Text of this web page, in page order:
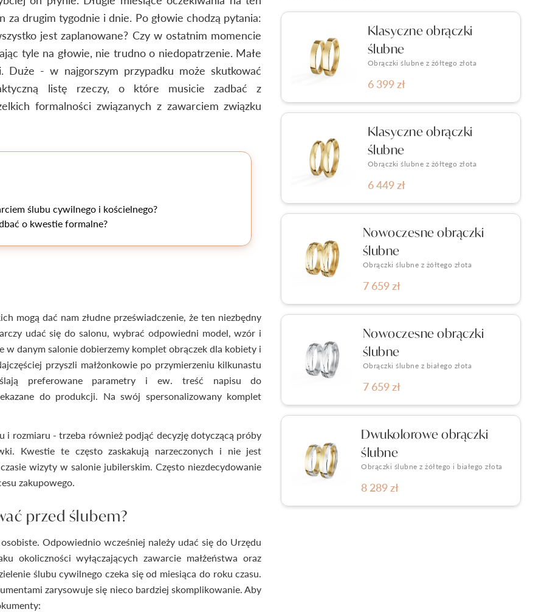
drugim tygodnie i dnie. Po głowie chodzą pytania:
jest zaplanowane? Czy w ostatnim momencie
tyle na głowie, nie trudno o niedopatrzenie. Małe
Duże - w najgorszym przypadku może skutkować
listę rzeczy, o które musicie zadbać z
formalności związanych z zawarciem związku
ślubu cywilnego i kościelnego?
o kwestie formalne?
mogą dać nam złudne przeświadczenie, że ten niezbędny
udać się do salonu, wybrać odpowiedni model, wzór i
w danym salonie dobierzemy komplet obrączek dla kobiety i
przyszli małżonkowie po przymierzeniu kilkunastu
preferowane parametry i ew. treść napisu do
do produkcji. Na swój spersonalizowany komplet
i rozmiaru - trzeba również podjąć decyzję dotyczącą próby
Kwestie te często zaskakują narzeczonych i nie jest
wizyty w salonie jubilerskim. Często niezdecydowanie
zakupowego.
przed ślubem?
Odpowiednio wcześniej należy udać się do Urzędu
okoliczności wyłączających zawarcie małżeństwa oraz
ślubu cywilnego czeka się od miesiąca do roku czasu.
zarysowuje się nieco bardziej skomplikowanie. Aby
Klasyczne obrączki
ślubne
Obrączki ślubne z żółtego złota
6 399 zł
Klasyczne obrączki
ślubne
Obrączki ślubne z żółtego złota
6 449 zł
Nowoczesne obrączki
ślubne
Obrączki ślubne z żółtego złota
7 659 zł
Nowoczesne obrączki
ślubne
Obrączki ślubne z białego złota
7 659 zł
Dwukolorowe obrączki
ślubne
Obrączki ślubne z żółtego i białego złota
8 289 zł